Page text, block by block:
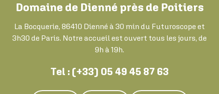
Domaine de Dienné près de Poitiers
La Bocquerie, 86410 Dienné à 30 min du Futuroscope et
3h30 de Paris. Notre accueil est ouvert tous les jours, de
9h à 19h.
Tel : (+33) 05 49 45 87 63